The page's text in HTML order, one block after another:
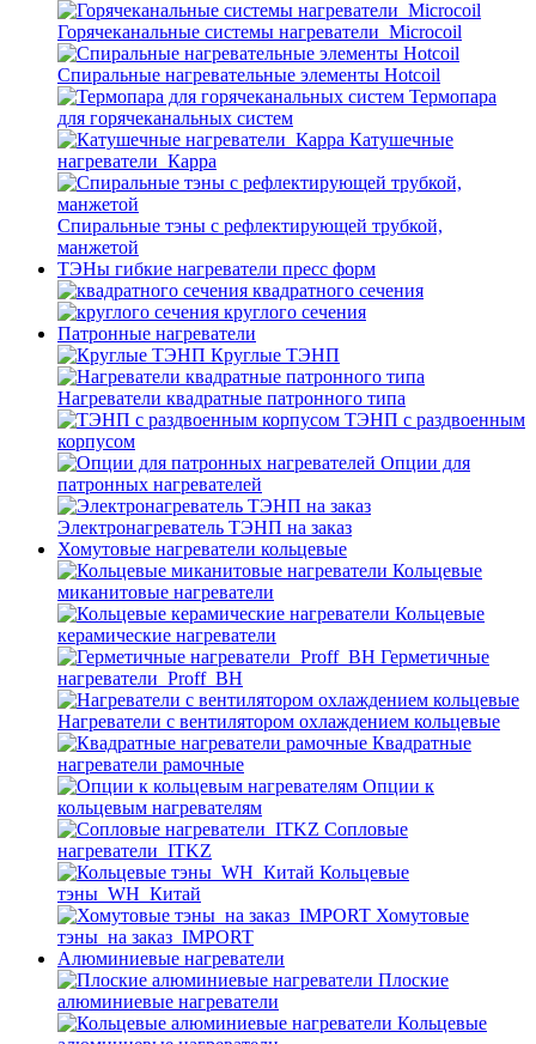
Горячеканальные системы нагреватели_Microcoil
Спиральные нагревательные элементы Hotcoil
Термопара
для горячеканальных систем
Катушечные
нагреватели_Карра
Спиральные тэны с рефлектирующей трубкой,
манжетой
ТЭНы гибкие нагреватели пресс форм
квадратного сечения
круглого сечения
Патронные нагреватели
Круглые ТЭНП
Нагреватели квадратные патронного типа
ТЭНП с раздвоенным
корпусом
Опции для
патронных нагревателей
Электронагреватель ТЭНП на заказ
Хомутовые нагреватели кольцевые
Кольцевые
миканитовые нагреватели
Кольцевые
керамические нагреватели
Герметичные
нагреватели_Proff_BH
Нагреватели с вентилятором охлаждением кольцевые
Квадратные
нагреватели рамочные
Опции к
кольцевым нагревателям
Cопловые
нагреватели_ITKZ
Кольцевые
тэны_WH_Китай
Хомутовые
тэны_на заказ_IMPORT
Алюминиевые нагреватели
Плоские
алюминиевые нагреватели
Кольцевые